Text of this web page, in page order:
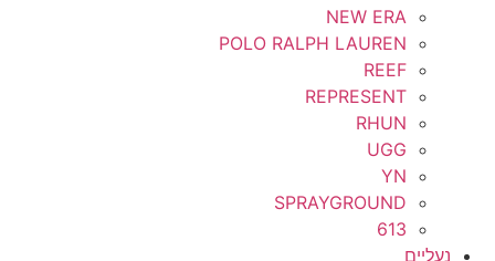
NEW ERA
POLO RALPH LAUREN
REEF
REPRESENT
RHUN
UGG
YN
SPRAYGROUND
613
נעליים